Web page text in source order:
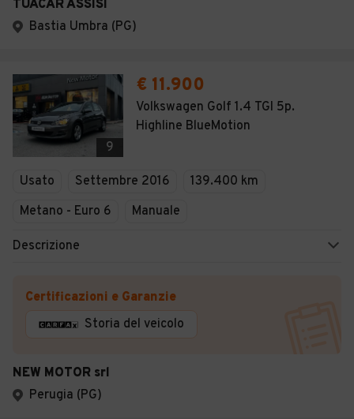
TUACAR ASSISI
Bastia Umbra (PG)
9
€ 11.900
Volkswagen Golf 1.4 TGI 5p.
Highline BlueMotion
Usato Settembre 2016
139.400 km
Metano - Euro 6
Manuale
Descrizione
Certificazioni e Garanzie
Storia del veicolo
NEW MOTOR srl
Perugia (PG)